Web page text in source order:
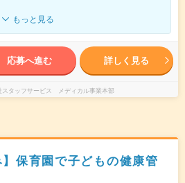
もっと見る
応募へ進む 詳しく見る
スタッフサービス メディカル事業本部
】保育園で子どもの健康管